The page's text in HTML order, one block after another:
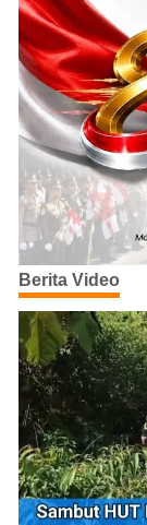
Berita Video